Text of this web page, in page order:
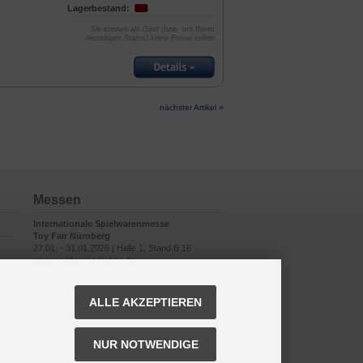
Lagerbestand:
Sie können als Gast (bzw. mit Ihrem
derzeitigen Status) keine Preise sehen
nächster Artikel »
Messen
Internationale Spielwarenmesse
Toy Fair Nürnberg
27.01. - 31.01.2026 | Halle 1, Stand B 16
www.spielwarenmesse.de
ALLE AKZEPTIEREN
NUR NOTWENDIGE